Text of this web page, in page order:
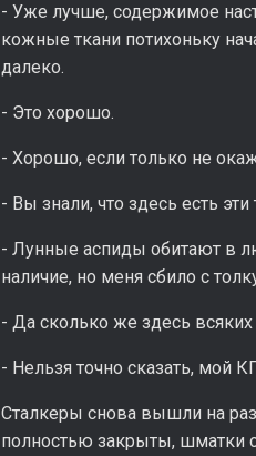
- Уже лучше, содержимое
кожные ткани потихоньку
далеко.
- Это хорошо.
- Хорошо, если только не
- Вы знали, что здесь есть эти
- Лунные аспиды обитают в
наличие, но меня сбило с
- Да сколько же здесь всяких
- Нельзя точно сказать, мой
Сталкеры снова вышли на
полностью закрыты, шматки